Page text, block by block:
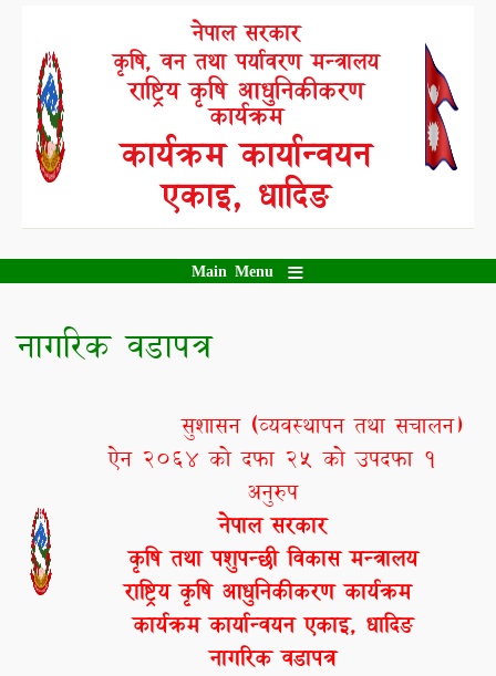
content
नेपाल सरकार
कृषि, वन तथा पर्यावरण मन्त्रालय
राष्ट्रिय कृषि आधुनिकीकरण
कार्यक्रम
कार्यक्रम कार्यान्वयन
एकाइ, धादिङ
Main Menu
नागरिक वडापत्र
सुशासन (व्यवस्थापन तथा सचालन)
ऐन २०६४ को दफा २५ को उपदफा १
अनुरुप
नेपाल सरकार
कृषि तथा पशुपन्छी विकास मन्त्रालय
राष्ट्रिय कृषि आधुनिकीकरण कार्यक्रम
कार्यक्रम कार्यान्वयन एकाइ, धादिङ
नागरिक वडापत्र